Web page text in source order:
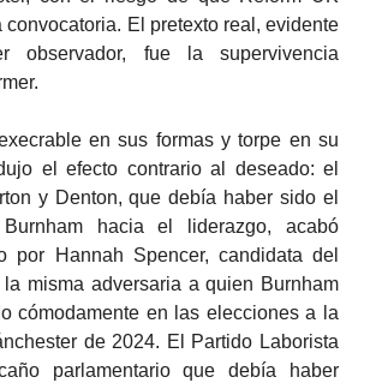
convocatoria. El pretexto real, evidente
observador, fue la supervivencia
en sus formas y torpe en su
el efecto contrario al deseado: el
y Denton, que debía haber sido el
hacia el liderazgo, acabó
por Hannah Spencer, candidata del
la misma adversaria a quien Burnham
cómodamente en las elecciones a la
de 2024. El Partido Laborista
parlamentario que debía haber